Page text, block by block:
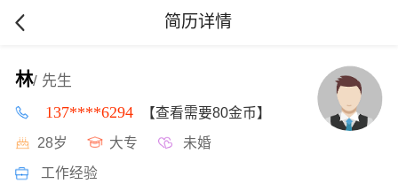
简历详情
林/ 先生
137****6294 【查看需要80金币】
28岁 大专 未婚
工作经验